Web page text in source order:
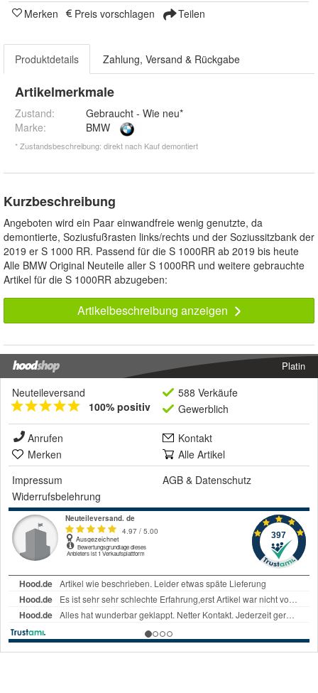
Merken Preis vorschlagen Teilen
Produktdetails Zahlung, Versand & Rückgabe
Artikelmerkmale
Zustand:
Gebraucht - Wie neu*
Marke:
BMW
* Zustandsbeschreibung: direkt nach Kauf demontiert
Kurzbeschreibung
Angeboten wird ein Paar einwandfreie wenig genutzte, da
demontierte, Soziusfußrasten links/rechts und der Soziussitzbank der
2019 er S 1000 RR. Passend für die S 1000RR ab 2019 bis heute
Alle BMW Original Neuteile aller S 1000RR und weitere gebrauchte
Artikel für die S 1000RR abzugeben:
Artikelbeschreibung anzeigen
Platin
Neuteileversand
100% positiv
588 Verkäufe
Gewerblich
Anrufen
Kontakt
Merken
Alle Artikel
Impressum
AGB & Datenschutz
Widerrufsbelehrung